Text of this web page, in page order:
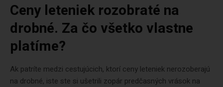
Ceny leteniek rozobraté na
drobné. Za čo všetko vlastne
platíme?
Ak patríte medzi cestujúcich, ktorí ceny leteniek nerozoberajú
na drobné, iste ste si ušetrili zopár predčasných vrások na